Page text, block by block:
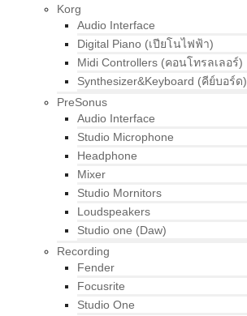
Korg
Audio Interface
Digital Piano (เปียโนไฟฟ้า)
Midi Controllers (คอนโทรลเลอร์)
Synthesizer&Keyboard (คีย์บอร์ด)
PreSonus
Audio Interface
Studio Microphone
Headphone
Mixer
Studio Mornitors
Loudspeakers
Studio one (Daw)
Recording
Fender
Focusrite
Studio One